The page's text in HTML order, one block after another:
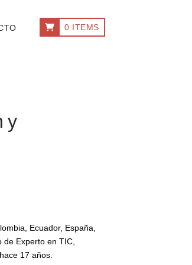
0 ITEMS
y
Ecuador, España,
de Experto en TIC,
17 años.